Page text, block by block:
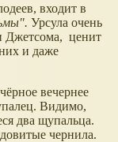
входит в
Урсула очень
Джетсома, ценит
и даже
вечернее
Видимо,
два щупальца.
чернила.